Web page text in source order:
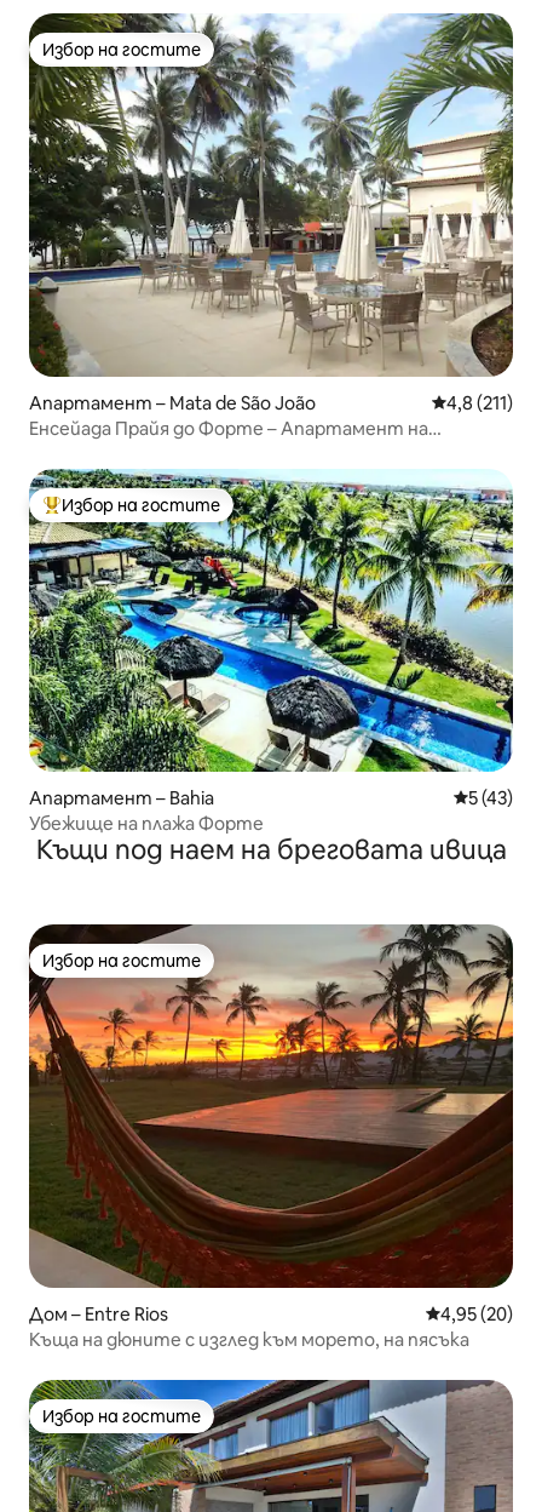
Избор на гостите
Избор на гостите
Апартамент – Mata de São João Средна
4,8 (211)
Енсейада Прайя до Форте – Апартамент на
Най-популярен избор на гостите
Избор на гостите
Апартамент – Bahia Средна
5 (43)
Убежище на плажа Форте
Къщи под наем на бреговата ивица
Избор на гостите
Избор на гостите
Дом – Entre Rios Средна
4,95 (20)
Къща на дюните с изглед към морето, на пясъка
Избор на гостите
Избор на гостите